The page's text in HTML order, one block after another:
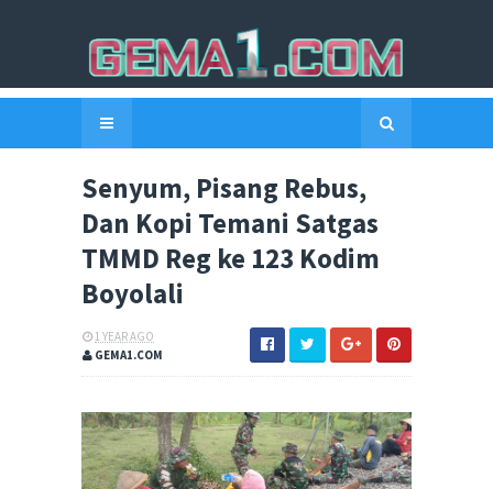
Senyum, Pisang Rebus,
Dan Kopi Temani Satgas
TMMD Reg ke 123 Kodim
Boyolali
1 YEAR AGO
GEMA1.COM